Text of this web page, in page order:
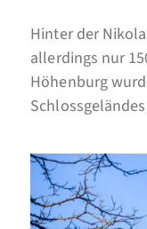
Hinter der
allerdings nur
Höhenburg